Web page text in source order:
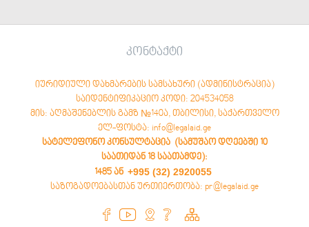
კონტაქტი
იურიდიული დახმარების სამსახური (ადმინისტრაცია)
საიდენტიფიკაციო კოდი: 204534058
მის: აღმაშენებლის გამზ №140ა, თბილისი, საქართველო
ელ-ფოსტა: info@legalaid.ge
სატელეფონო კონსულტაცია (სამუშაო დღეებში 10
საათიდან 18 საათამდე):
1485 ან +995 (32) 2920055
საზოგადოებასთან ურთიერთობა: pr@legalaid.ge